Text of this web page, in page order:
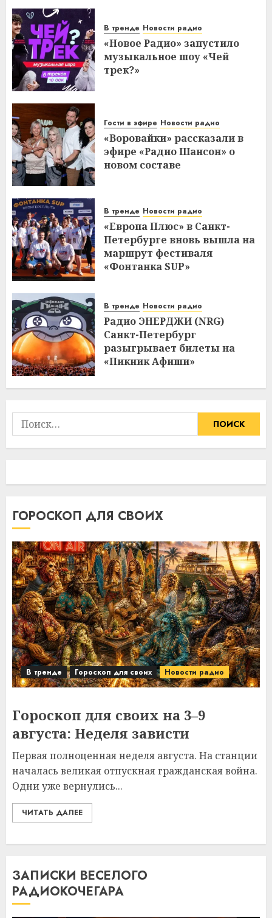
В тренде Новости радио
«Новое Радио» запустило
музыкальное шоу «Чей
трек?»
Гости в эфире Новости радио
«Воровайки» рассказали в
эфире «Радио Шансон» о
новом составе
В тренде Новости радио
«Европа Плюс» в Санкт-
Петербурге вновь вышла на
маршрут фестиваля
«Фонтанка SUP»
В тренде Новости радио
Радио ЭНЕРДЖИ (NRG)
Санкт-Петербург
разыгрывает билеты на
«Пикник Афиши»
Найти:
ГОРОСКОП ДЛЯ СВОИХ
В тренде Гороскоп для своих Новости радио
Гороскоп для своих на 3–9
августа: Неделя зависти
Первая полноценная неделя августа. На станции
началась великая отпускная гражданская война.
Одни уже вернулись...
ЧИТАТЬ ДАЛЕЕ
ЗАПИСКИ ВЕСЕЛОГО
РАДИОКОЧЕГАРА